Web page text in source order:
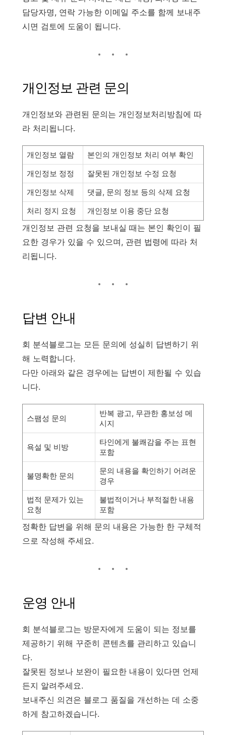
담당자명, 연락 가능한 이메일 주소를 함께 보내주
시면 검토에 도움이 됩니다.
개인정보 관련 문의
개인정보와 관련된 문의는 개인정보처리방침에 따
라 처리됩니다.
개인정보 열람
본인의 개인정보 처리 여부 확인
개인정보 정정
잘못된 개인정보 수정 요청
개인정보 삭제
댓글, 문의 정보 등의 삭제 요청
처리 정지 요청
개인정보 이용 중단 요청
개인정보 관련 요청을 보내실 때는 본인 확인이 필
요한 경우가 있을 수 있으며, 관련 법령에 따라 처
리됩니다.
답변 안내
회 분석블로그는 모든 문의에 성실히 답변하기 위
해 노력합니다.
다만 아래와 같은 경우에는 답변이 제한될 수 있습
니다.
스팸성 문의
반복 광고, 무관한 홍보성 메
시지
욕설 및 비방
타인에게 불쾌감을 주는 표현
포함
불명확한 문의
문의 내용을 확인하기 어려운
경우
법적 문제가 있는
요청
불법적이거나 부적절한 내용
포함
정확한 답변을 위해 문의 내용은 가능한 한 구체적
으로 작성해 주세요.
운영 안내
회 분석블로그는 방문자에게 도움이 되는 정보를
제공하기 위해 꾸준히 콘텐츠를 관리하고 있습니
다.
잘못된 정보나 보완이 필요한 내용이 있다면 언제
든지 알려주세요.
보내주신 의견은 블로그 품질을 개선하는 데 소중
하게 참고하겠습니다.